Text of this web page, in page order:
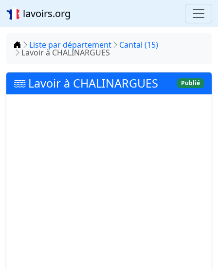
lavoirs.org
Accueil
Liste par département Cantal (15)
Lavoir à CHALINARGUES
Lavoir à CHALINARGUES Publié